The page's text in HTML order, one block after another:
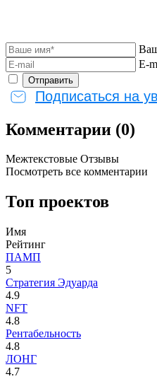
E-
Подписаться на
Комментарии (0)
Межтекстовые Отзывы
Посмотреть все комментарии
Топ проектов
Имя
Рейтинг
ПАМП
5
Стратегия Эдуарда
4.9
NFT
4.8
Рентабельность
4.8
ЛОНГ
4.7